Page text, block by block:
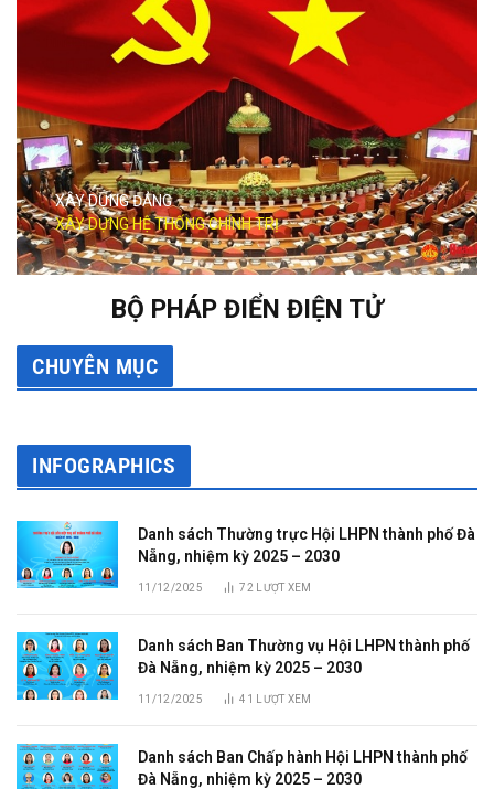
XÂY DỰNG ĐẢNG
XÂY DỰNG HỆ THỐNG CHÍNH TRỊ
BỘ PHÁP ĐIỂN ĐIỆN TỬ
CHUYÊN MỤC
INFOGRAPHICS
Danh sách Thường trực Hội LHPN thành phố Đà
Nẵng, nhiệm kỳ 2025 – 2030
11/12/2025 72 LƯỢT XEM
Danh sách Ban Thường vụ Hội LHPN thành phố
Đà Nẵng, nhiệm kỳ 2025 – 2030
11/12/2025 41 LƯỢT XEM
Danh sách Ban Chấp hành Hội LHPN thành phố
Đà Nẵng, nhiệm kỳ 2025 – 2030